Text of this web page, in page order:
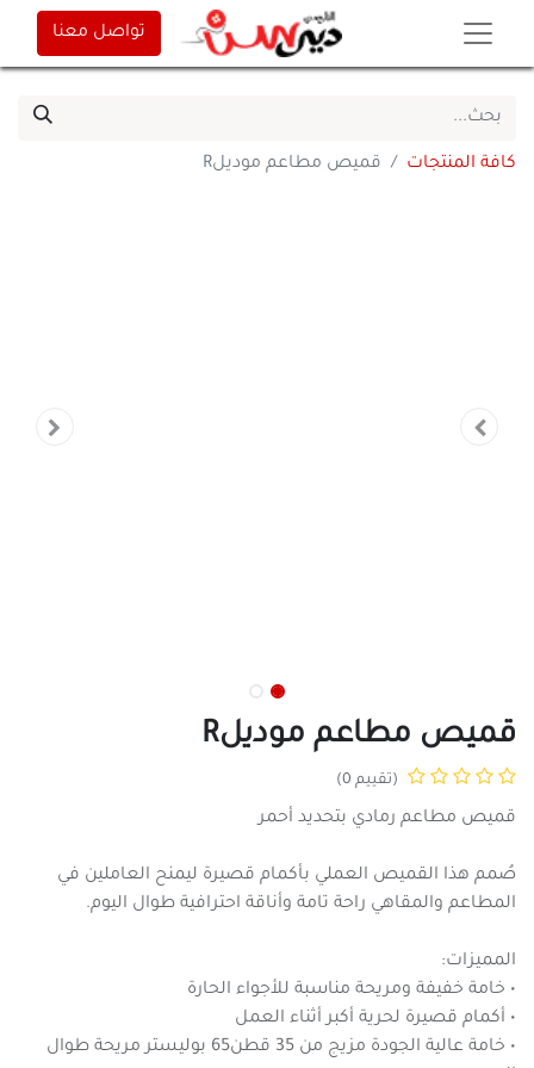
تواصل معنا
كافة المنتجات قميص مطاعم موديلR
قميص مطاعم موديلR
(تقييم 0)
قميص مطاعم رمادي بتحديد أحمر
صُمم هذا القميص العملي بأكمام قصيرة ليمنح العاملين في
المطاعم والمقاهي راحة تامة وأناقة احترافية طوال اليوم.
المميزات:
• خامة خفيفة ومريحة مناسبة للأجواء الحارة
• أكمام قصيرة لحرية أكبر أثناء العمل
• خامة عالية الجودة مزيج من 35 قطن65 بوليستر مريحة طوال